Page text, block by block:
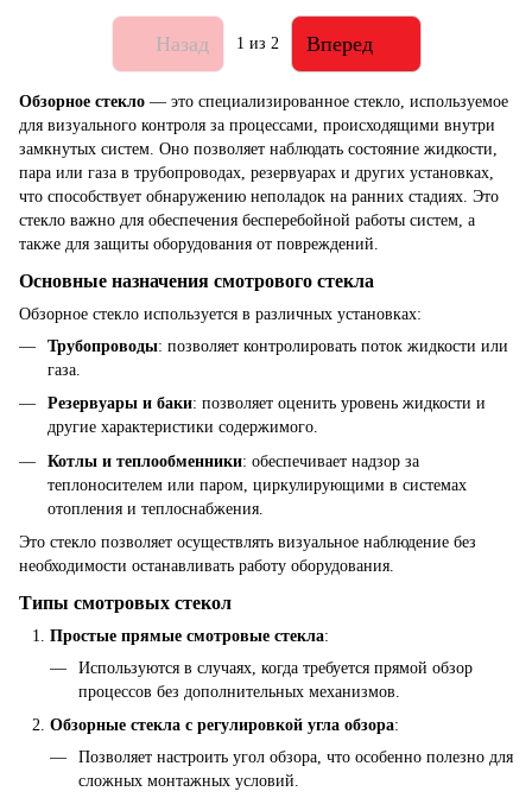
Назад 1 из 2 Вперед
Обзорное стекло — это специализированное стекло, используемое
для визуального контроля за процессами, происходящими внутри
замкнутых систем. Оно позволяет наблюдать состояние жидкости,
пара или газа в трубопроводах, резервуарах и других установках,
что способствует обнаружению неполадок на ранних стадиях. Это
стекло важно для обеспечения бесперебойной работы систем, а
также для защиты оборудования от повреждений.
Основные назначения смотрового стекла
Обзорное стекло используется в различных установках:
Трубопроводы: позволяет контролировать поток жидкости или
газа.
Резервуары и баки: позволяет оценить уровень жидкости и
другие характеристики содержимого.
Котлы и теплообменники: обеспечивает надзор за
теплоносителем или паром, циркулирующими в системах
отопления и теплоснабжения.
Это стекло позволяет осуществлять визуальное наблюдение без
необходимости останавливать работу оборудования.
Типы смотровых стекол
Простые прямые смотровые стекла:
Используются в случаях, когда требуется прямой обзор
процессов без дополнительных механизмов.
Обзорные стекла с регулировкой угла обзора:
Позволяет настроить угол обзора, что особенно полезно для
сложных монтажных условий.